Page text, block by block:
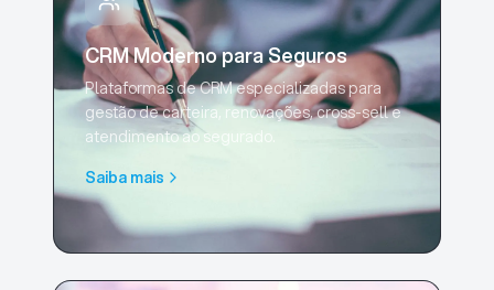
CRM Moderno para Seguros
Plataformas de CRM especializadas para
gestão de carteira, renovações, cross-sell e
atendimento ao segurado.
Saiba mais